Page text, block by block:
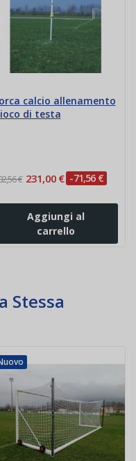
calcio allenamento
di testa
€ 231,00 € -71,56 €
Aggiungi al
carrello
Stessa